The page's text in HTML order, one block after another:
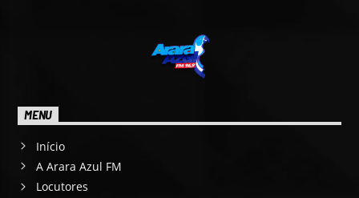
MENU
Início
A Arara Azul FM
Locutores